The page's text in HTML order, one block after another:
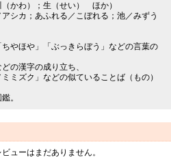
かわ）；生（せい） ほか）
シカ；あふれる／こぼれる；池／みずう
ちやほや」「ぶっきらぼう」などの言葉の
の漢字の成り立ち、
ミズク」などの似ていることば（もの）
。
ューはまだありません。